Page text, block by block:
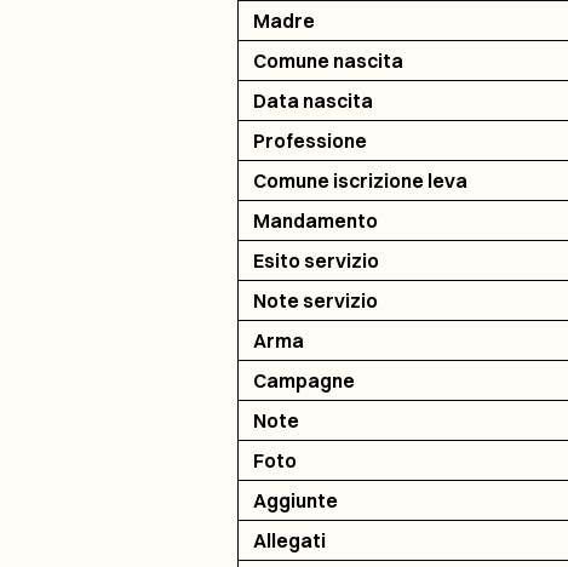
Madre
Comune nascita
Data nascita
Professione
Comune iscrizione leva
Mandamento
Esito servizio
Note servizio
Arma
Campagne
Note
Foto
Aggiunte
Allegati